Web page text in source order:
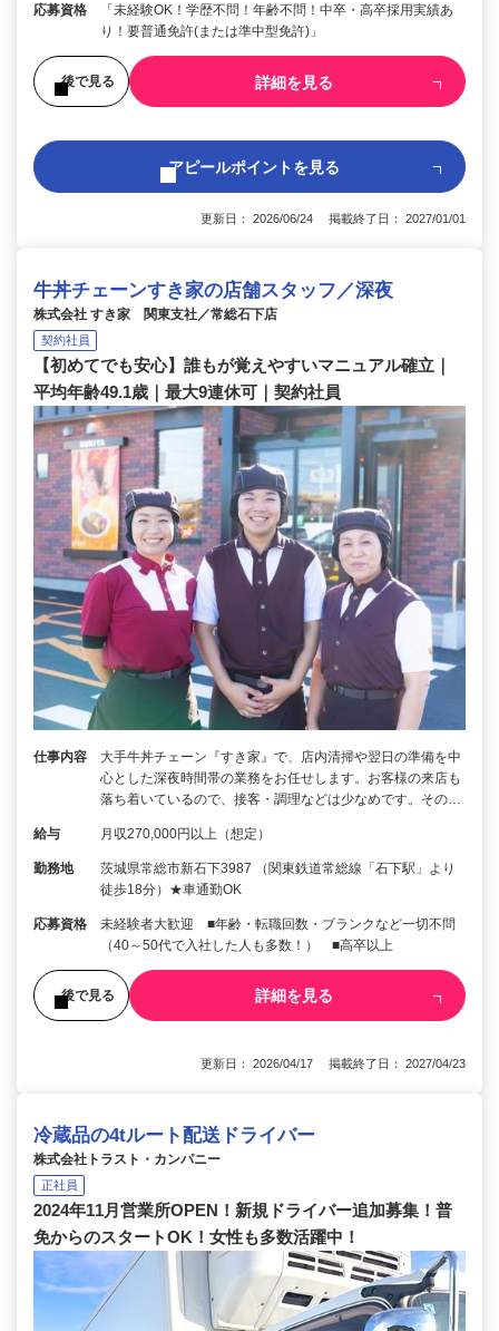
応募資格
「未経験OK！学歴不問！年齢不問！中卒・高卒採用実績あ
り！要普通免許(または準中型免許)」
後で見る 詳細を見る
アピールポイントを見る
更新日： 2026/06/24 掲載終了日： 2027/01/01
牛丼チェーンすき家の店舗スタッフ／深夜
株式会社 すき家 関東支社／常総石下店
契約社員
【初めてでも安心】誰もが覚えやすいマニュアル確立｜
平均年齢49.1歳｜最大9連休可｜契約社員
仕事内容
大手牛丼チェーン『すき家』で、店内清掃や翌日の準備を中
心とした深夜時間帯の業務をお任せします。お客様の来店も
落ち着いているので、接客・調理などは少なめです。その…
給与 月収270,000円以上（想定）
勤務地
茨城県常総市新石下3987 （関東鉄道常総線「石下駅」より
徒歩18分）★車通勤OK
応募資格
未経験者大歓迎 ■年齢・転職回数・ブランクなど一切不問
（40～50代で入社した人も多数！） ■高卒以上
後で見る 詳細を見る
更新日： 2026/04/17 掲載終了日： 2027/04/23
冷蔵品の4tルート配送ドライバー
株式会社トラスト・カンパニー
正社員
2024年11月営業所OPEN！新規ドライバー追加募集！普
免からのスタートOK！女性も多数活躍中！